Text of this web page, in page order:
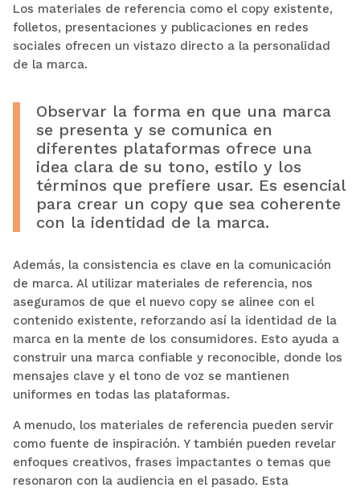
Los materiales de referencia como el copy existente,
folletos, presentaciones y publicaciones en redes
sociales ofrecen un vistazo directo a la personalidad
de la marca.
Observar la forma en que una marca
se presenta y se comunica en
diferentes plataformas ofrece una
idea clara de su tono, estilo y los
términos que prefiere usar. Es esencial
para crear un copy que sea coherente
con la identidad de la marca.
Además, la consistencia es clave en la comunicación
de marca. Al utilizar materiales de referencia, nos
aseguramos de que el nuevo copy se alinee con el
contenido existente, reforzando así la identidad de la
marca en la mente de los consumidores. Esto ayuda a
construir una marca confiable y reconocible, donde los
mensajes clave y el tono de voz se mantienen
uniformes en todas las plataformas.
A menudo, los materiales de referencia pueden servir
como fuente de inspiración. Y también pueden revelar
enfoques creativos, frases impactantes o temas que
resonaron con la audiencia en el pasado. Esta